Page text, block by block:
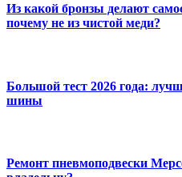
Из какой бронзы делают
почему не из чистой меди?
Большой тест 2026 года:
шины
Ремонт пневмоподвески